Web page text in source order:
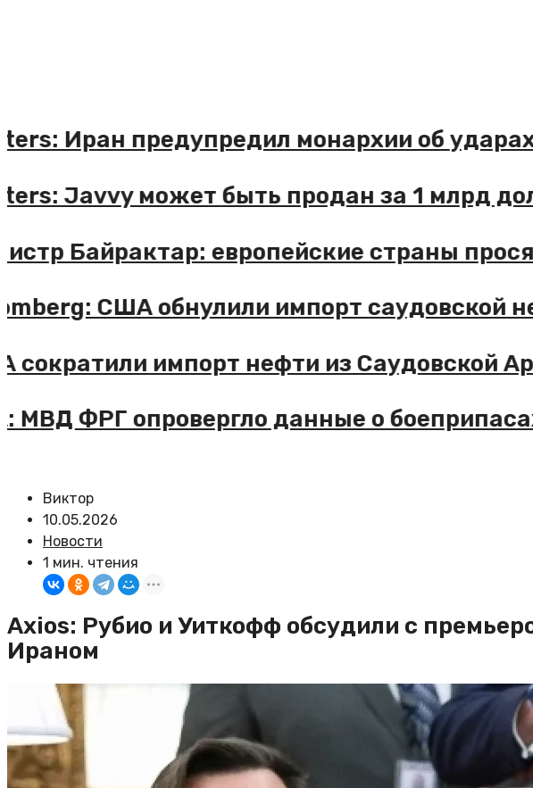
Reuters: Иран предупредил монархии об
Reuters: Javvy может быть продан за 1
Министр Байрактар: европейские страны
Bloomberg: США обнулили импорт
США сократили импорт нефти из
DPA: МВД ФРГ опровергло данные о
Виктор
10.05.2026
Новости
1 мин. чтения
Axios: Рубио и Уиткофф обсудили с
Ираном